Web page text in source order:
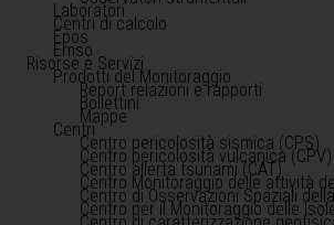
Laboratori
Centri di calcolo
Epos
Emso
Risorse e Servizi
Prodotti del Monitoraggio
Report relazioni e rapporti
Bollettini
Mappe
Centri
Centro pericolosità sismica (CPS)
Centro pericolosità vulcanica (CPV)
Centro allerta tsunami (CAT)
Centro Monitoraggio delle attività
Centro di Osservazioni Spaziali
Centro per il Monitoraggio delle